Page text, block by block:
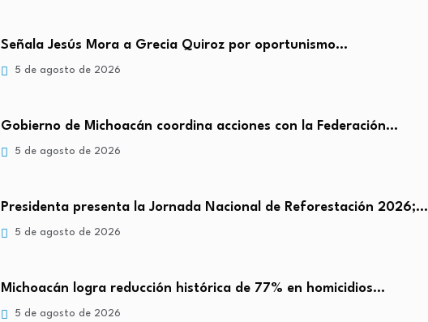
Señala Jesús Mora a Grecia Quiroz por oportunismo…
5 de agosto de 2026
Gobierno de Michoacán coordina acciones con la Federación…
5 de agosto de 2026
Presidenta presenta la Jornada Nacional de Reforestación 2026;…
5 de agosto de 2026
Michoacán logra reducción histórica de 77% en homicidios…
5 de agosto de 2026